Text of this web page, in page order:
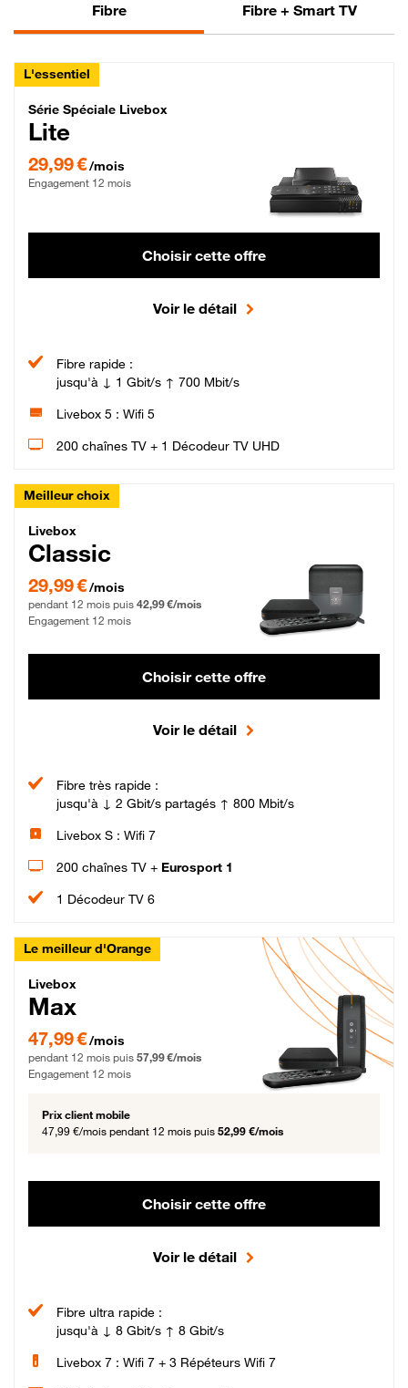
Fibre Fibre + Smart TV
L'essentiel
Série Spéciale Livebox Lite Fibre
Série Spéciale Livebox
Lite
29,99 €/mois
Engagement 12 mois
Choisir cette offre
Voir le détail
Fibre rapide :
jusqu'à ↓ 1 Gbit/s ↑ 700 Mbit/s
Livebox 5 : Wifi 5
200 chaînes TV + 1 Décodeur TV UHD
Meilleur choix
Livebox Classic Fibre
Livebox
Classic
29,99 € par mois pendant 12 mois puis 42,99 € par mois, Engagement 12 mois
29,99 €/mois
pendant 12 mois puis 42,99 €/mois
Engagement 12 mois
Choisir cette offre
Voir le détail
Fibre très rapide :
jusqu'à ↓ 2 Gbit/s partagés ↑ 800 Mbit/s
Livebox S : Wifi 7
200 chaînes TV + Eurosport 1
1 Décodeur TV 6
Le meilleur d'Orange
Livebox Max Fibre
Livebox
Max
47,99 € par mois pendant 12 mois puis 57,99 € par mois, Engagement 12 mois
47,99 €/mois
pendant 12 mois puis 57,99 €/mois
Engagement 12 mois
Prix client mobile
47,99 €/mois pendant 12 mois puis 52,99 €/mois
Choisir cette offre
Voir le détail
Fibre ultra rapide :
jusqu'à ↓ 8 Gbit/s ↑ 8 Gbit/s
Livebox 7 : Wifi 7 + 3 Répéteurs Wifi 7